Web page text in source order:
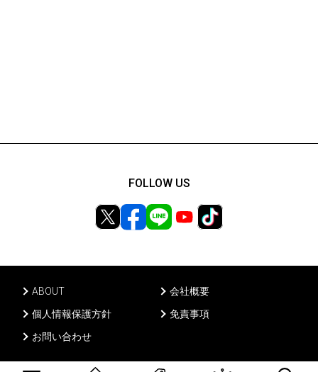
ABOUT
会社概要
個人情報保護方針
免責事項
お問い合わせ
FOLLOW US